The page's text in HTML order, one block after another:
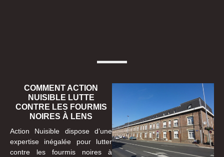
COMMENT ACTION
NUISIBLE LUTTE
CONTRE LES FOURMIS
NOIRES À LENS
Action Nuisible dispose d’une
expertise inégalée pour lutter
contre les fourmis noires à